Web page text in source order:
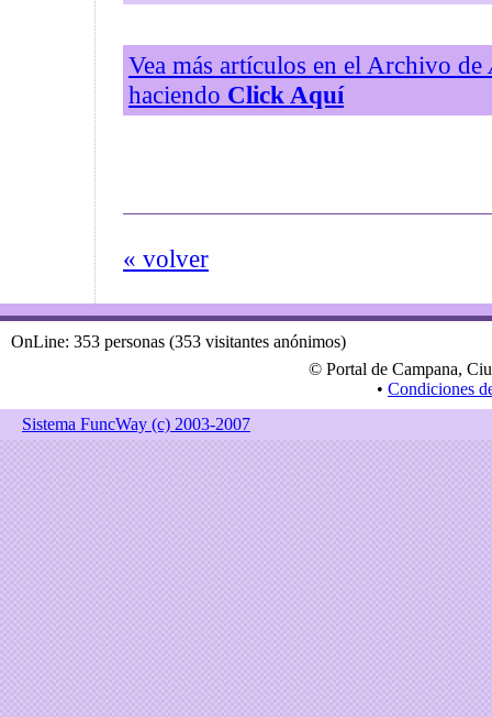
Vea más artículos en el Archivo de
haciendo Click Aquí
« volver
OnLine: 353 personas (353 visitantes anónimos)
© Portal de Campana,
• Condiciones
Sistema FuncWay (c) 2003-2007